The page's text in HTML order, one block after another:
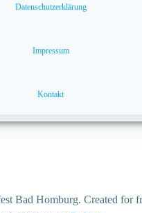
Datenschutzerklärung
Impressum
Kontakt
Bad Homburg. Created for